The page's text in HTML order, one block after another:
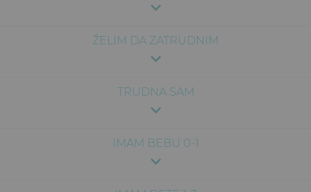
ŽELIM DA ZATRUDNIM
TRUDNA SAM
IMAM BEBU 0-1